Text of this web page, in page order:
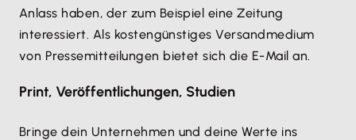
Anlass haben, der zum Beispiel eine Zeitung
interessiert. Als kostengünstiges Versandmedium
von Pressemitteilungen bietet sich die E-Mail an.
Print, Veröffentlichungen, Studien
Bringe dein Unternehmen und deine Werte ins